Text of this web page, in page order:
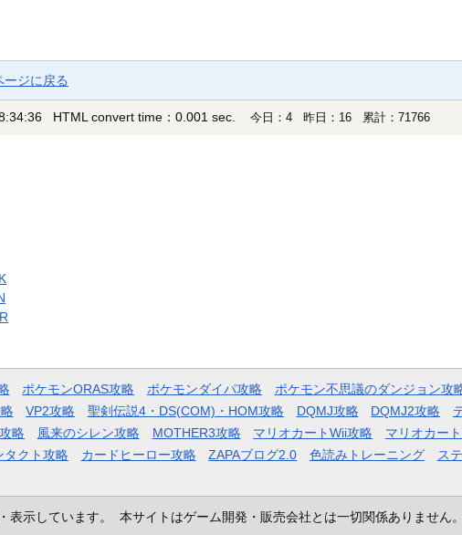
ジに戻る
HTML convert time：0.001 sec. 今日：4 昨日：16 累計：71766
ポケモンORAS攻略 ポケモンダイパ攻略 ポケモン不思議のダンジョン攻
VP2攻略 聖剣伝説4・DS(COM)・HOM攻略 DQMJ攻略 DQMJ2攻略
略 風来のシレン攻略 MOTHER3攻略 マリオカートWii攻略 マリオカー
タクト攻略 カードヒーロー攻略 ZAPAブログ2.0 色読みトレーニング ス
表示しています。 本サイトはゲーム開発・販売会社とは一切関係ありません。